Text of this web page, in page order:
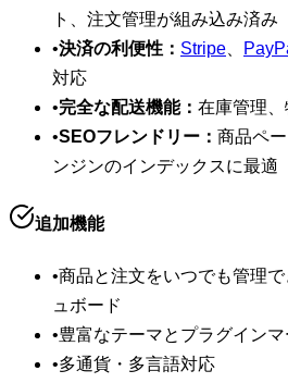
ト、注文管理が組み込み済み
•決済の利便性： Stripe
対応
•完全な配送機能： 在庫管理
•SEOフレンドリー： 商品ペ
ンジンのインデックスに最適
追加機能
•商品と注文をいつでも管理
ュボード
•豊富なテーマとプラグイン
•多通貨・多言語対応